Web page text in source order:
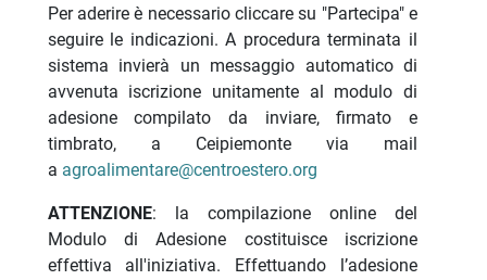
Per aderire è necessario cliccare su "Partecipa" e
seguire le indicazioni. A procedura terminata il
sistema invierà un messaggio automatico di
avvenuta iscrizione unitamente al modulo di
adesione compilato da inviare, firmato e
timbrato, a Ceipiemonte via mail
a agroalimentare@centroestero.org
ATTENZIONE: la compilazione online del
Modulo di Adesione costituisce iscrizione
effettiva all'iniziativa. Effettuando l’adesione